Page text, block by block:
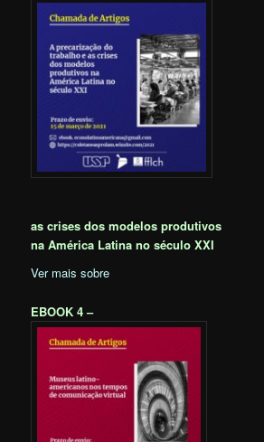
as crises dos modelos produtivos
na América Latina no século XXI
Ver mais sobre
EBOOK 4 –